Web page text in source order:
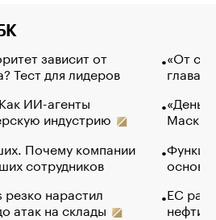
зависит от
Тест для лидеров
ИИ-агенты
индустрию
Почему компании
сотрудников
нарастил
атак на склады
«От
глава
Маск в
основ
ЕС
нефти